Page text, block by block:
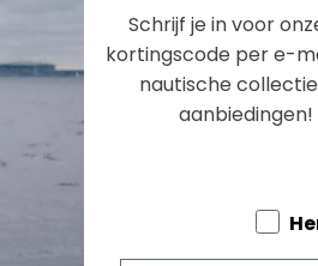
Unieke
Al 60+
Schrijf je in voor
kortingscode per e-
nautische
aanbiedingen!
Tell